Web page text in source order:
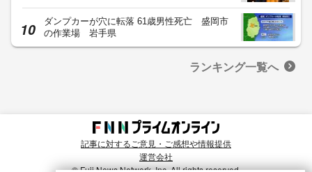
ダンプカーが穴に転落 61歳男性死亡 盛岡市
の作業場 岩手県
ランキング一覧へ
記事に対するご意見・ご感想や情報提供
運営会社
© Fuji News Network, Inc. All rights reserved.